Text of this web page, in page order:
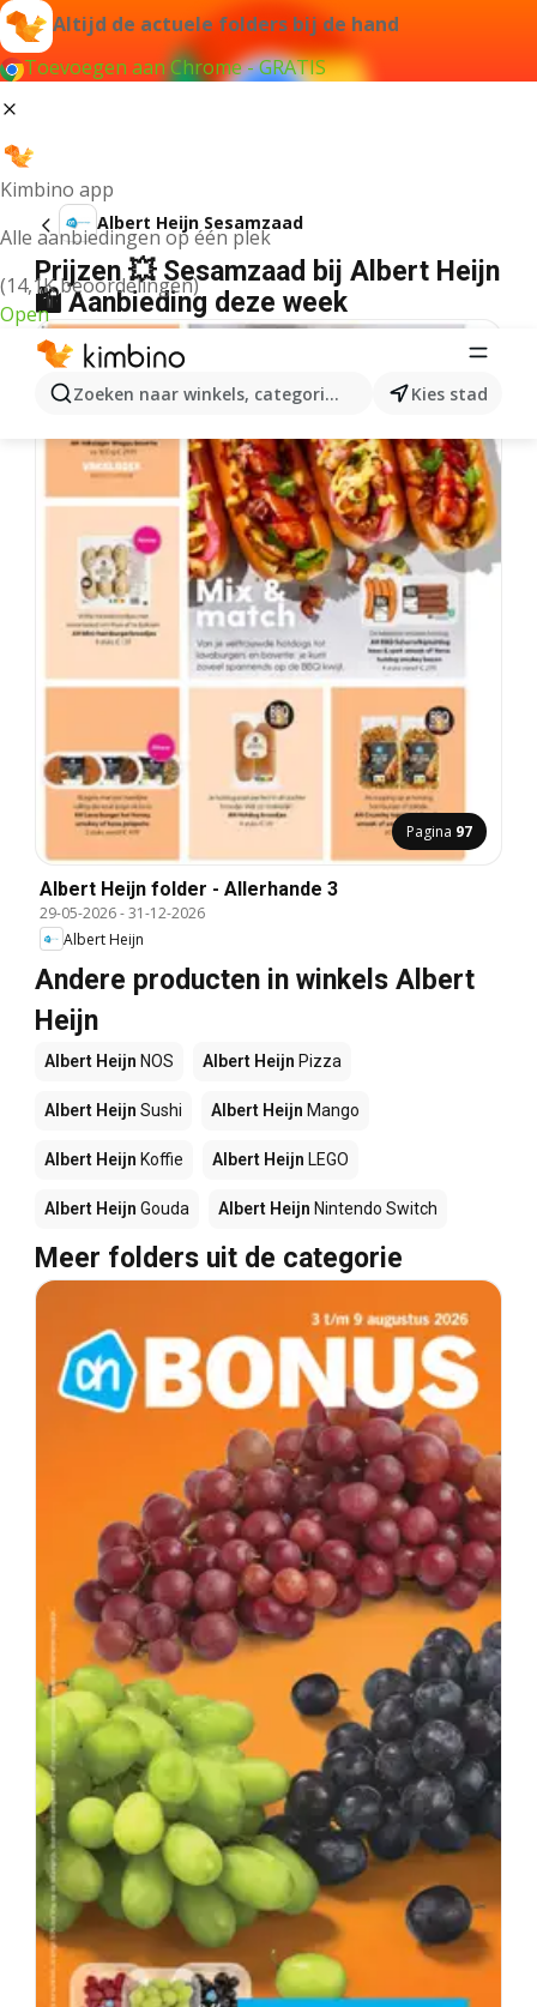
Altijd de actuele folders bij de hand
Toevoegen aan Chrome - GRATIS
Kimbino app
Alle aanbiedingen op één plek
(14,1K beoordelingen)
Open
Zoeken naar winkels, categorieën, producten...
Kies stad
Albert Heijn Sesamzaad
Prijzen 💥 Sesamzaad bij Albert Heijn
🛍️ Aanbieding deze week
Pagina 97
Albert Heijn folder - Allerhande 3
29-05-2026-31-12-2026
Albert Heijn
Andere producten in winkels Albert
Heijn
Albert Heijn NOS Albert Heijn Pizza
Albert Heijn Sushi Albert Heijn Mango
Albert Heijn Koffie Albert Heijn LEGO
Albert Heijn Gouda Albert Heijn Nintendo Switch
Meer folders uit de categorie